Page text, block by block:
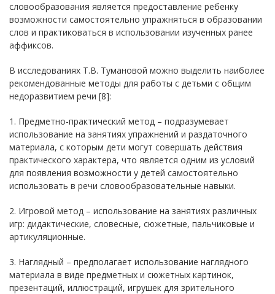
словообразования является предоставление ребенку
возможности самостоятельно упражняться в образовании
слов и практиковаться в использовании изученных ранее
аффиксов.
В исследованиях Т.В. Тумановой можно выделить наиболее
рекомендованные методы для работы с детьми с общим
недоразвитием речи [8]:
1. Предметно-практический метод – подразумевает
использование на занятиях упражнений и раздаточного
материала, с которым дети могут совершать действия
практического характера, что является одним из условий
для появления возможности у детей самостоятельно
использовать в речи словообразовательные навыки.
2. Игровой метод – использование на занятиях различных
игр: дидактические, словесные, сюжетные, пальчиковые и
артикуляционные.
3. Наглядный – предполагает использование наглядного
материала в виде предметных и сюжетных картинок,
презентаций, иллюстраций, игрушек для зрительного